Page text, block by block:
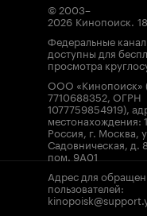
© 2003–
2026 Кинопоиск.
Федеральные
доступны для
просмотра
ООО «Кинопоиск»
7710688352, ОГРН
1077759854919),
местонахождения:
Россия, г. Москва,
Садовническая, д.
пом. 9А01
Адрес для
пользователей: